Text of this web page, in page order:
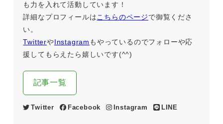
も力を入れて活動しています！
詳細なプロフィールはこちらのページで御覧くださ
い。
TwitterやInstagram もやっているのでフォローや応
援してもらえたら嬉しいです(^^)
記事一覧
Twitter Facebook Instagram LINE